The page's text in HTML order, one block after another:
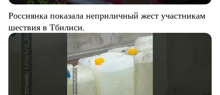
Россиянка показала неприличный жест участникам
шествия в Тбилиси.